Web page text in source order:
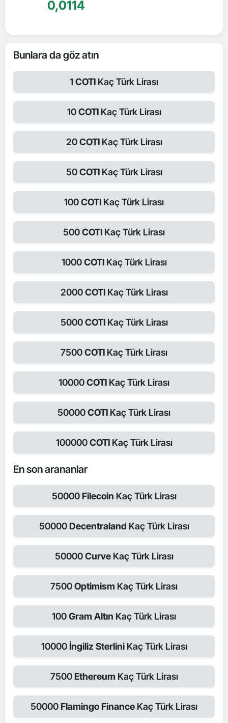
0,0114
Bunlara da göz atın
1 COTI Kaç Türk Lirası
10COTI Kaç Türk Lirası
20COTI Kaç Türk Lirası
50COTI Kaç Türk Lirası
100COTI Kaç Türk Lirası
500COTI Kaç Türk Lirası
1000COTI Kaç Türk Lirası
2000COTI Kaç Türk Lirası
5000COTI Kaç Türk Lirası
7500COTI Kaç Türk Lirası
10000COTI Kaç Türk Lirası
50000COTI Kaç Türk Lirası
100000COTI Kaç Türk Lirası
En son arananlar
50000Filecoin Kaç Türk Lirası
50000Decentraland Kaç Türk Lirası
50000Curve Kaç Türk Lirası
7500Optimism Kaç Türk Lirası
100Gram Altın Kaç Türk Lirası
10000İngiliz SterliniKaç Türk Lirası
7500Ethereum Kaç Türk Lirası
50000Flamingo Finance Kaç Türk Lirası